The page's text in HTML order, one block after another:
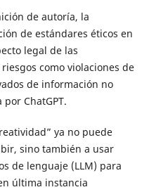
de autoría, la
de estándares éticos en
legal de las
como violaciones de
de información no
ChatGPT.
ya no puede
sino también a usar
de lenguaje (LLM) para
última instancia